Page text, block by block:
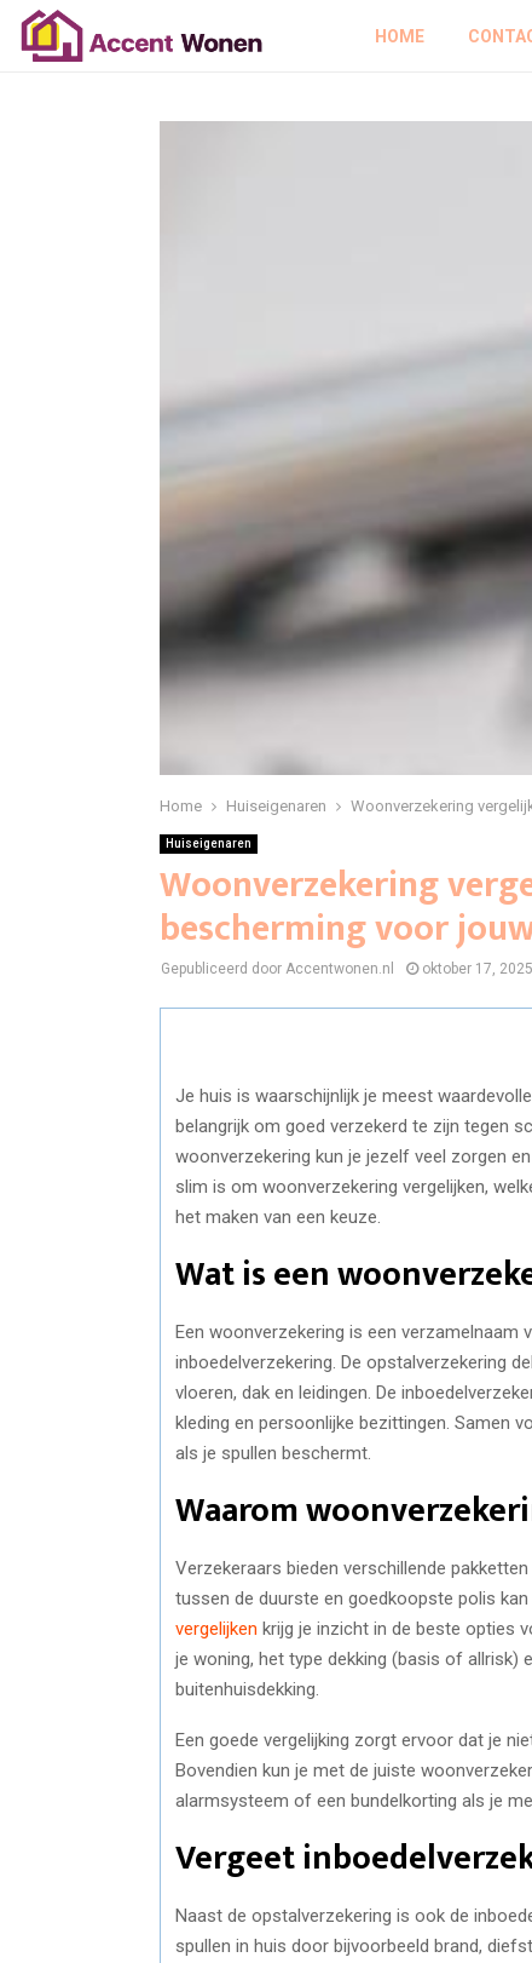
HOME
Home Huiseigenaren Woonverzekering
Huiseigenaren
Woonverzekering
bescherming voor
Gepubliceerd door Accentwonen.nl oktober 17, 2025
Je huis is waarschijnlijk je meest
belangrijk om goed verzekerd te zijn tegen
woonverzekering kun je jezelf veel zorgen
slim is om woonverzekering vergelijken,
het maken van een keuze.
Wat is een
Een woonverzekering is een verzamelnaam
inboedelverzekering. De opstalverzekering
vloeren, dak en leidingen. De
kleding en persoonlijke bezittingen. Samen
als je spullen beschermt.
Waarom
Verzekeraars bieden verschillende
tussen de duurste en goedkoopste polis
vergelijken krijg je inzicht in de beste opties
je woning, het type dekking (basis of allrisk)
buitenhuisdekking.
Een goede vergelijking zorgt ervoor dat je
Bovendien kun je met de juiste
alarmsysteem of een bundelkorting als je
Vergeet
Naast de opstalverzekering is ook de
spullen in huis door bijvoorbeeld brand,